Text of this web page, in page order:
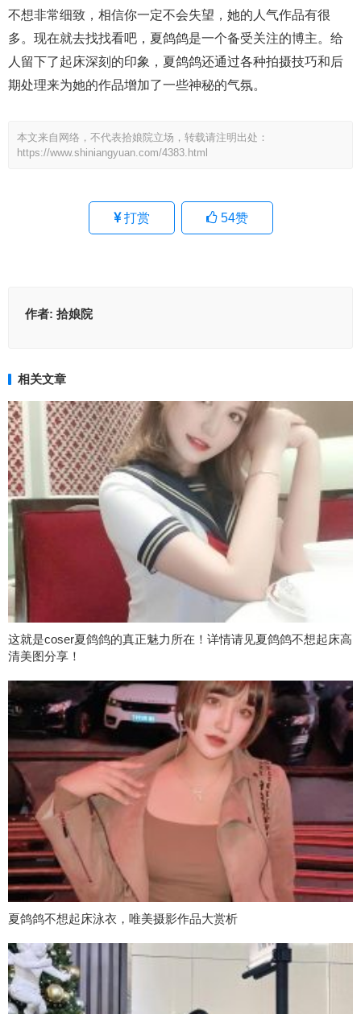
不想非常细致，相信你一定不会失望，她的人气作品有很
多。现在就去找找看吧，夏鸽鸽是一个备受关注的博主。给
人留下了起床深刻的印象，夏鸽鸽还通过各种拍摄技巧和后
期处理来为她的作品增加了一些神秘的气氛。
本文来自网络，不代表拾娘院立场，转载请注明出处：
https://www.shiniangyuan.com/4383.html
打赏 54赞
作者: 拾娘院
相关文章
这就是coser夏鸽鸽的真正魅力所在！详情请见夏鸽鸽不想起床高
清美图分享！
夏鸽鸽不想起床泳衣，唯美摄影作品大赏析